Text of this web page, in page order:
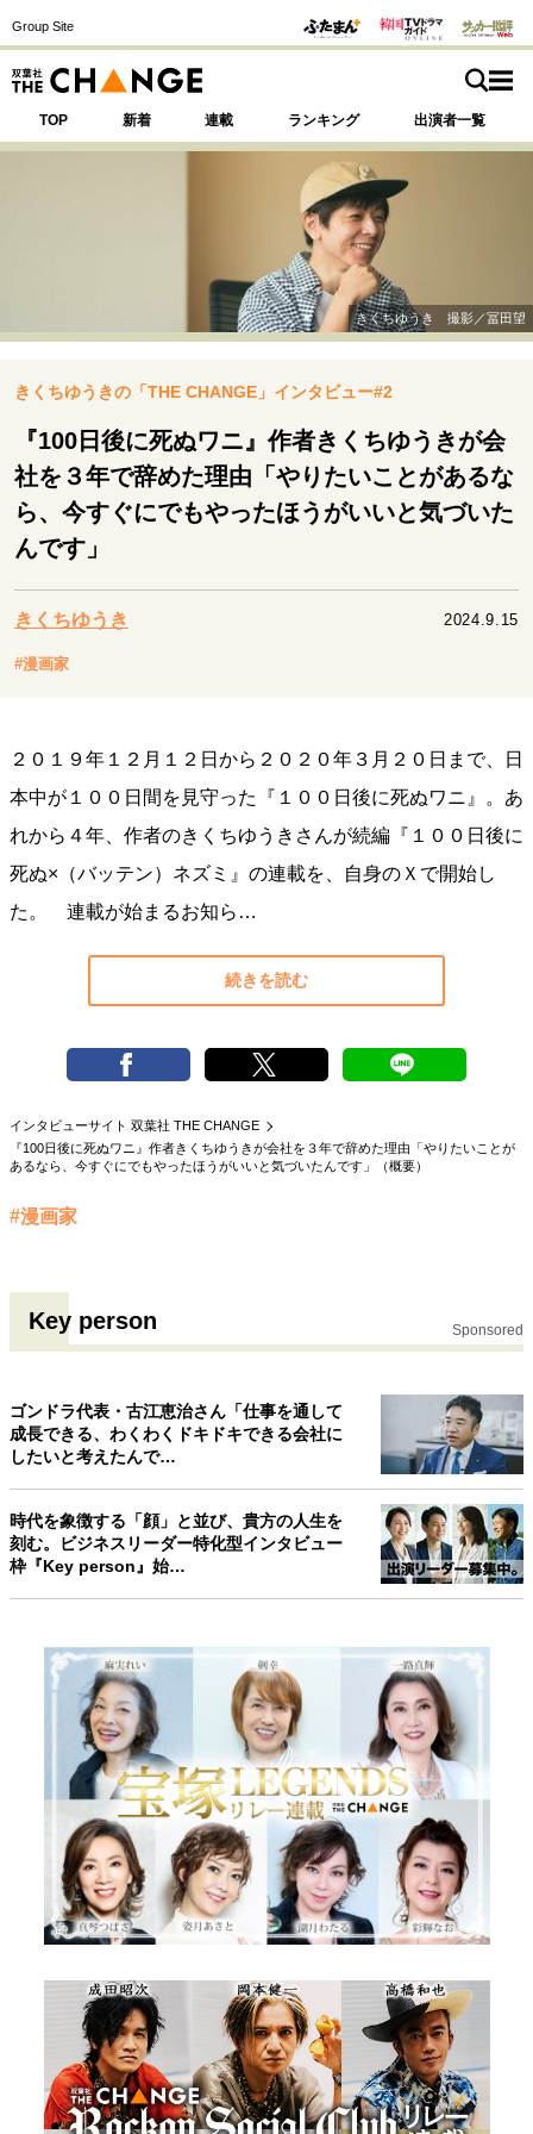
Group Site
TOP 新着 連載 ランキング 出演者一覧
注目の記事テーマで探す
運命を変えた出会い 決断の裏側
挫折からの再起
表現者の葛藤
人生が動いた日 10代の挫折と原点
キャリア・働き方
大人の学び直し
リーダーの流儀 変革の原動力
次世代へのバトン
トップが描く未来
忘れられない言葉
10代・20代の土台
ライフスタイル・生き方
パートナーとの歩み方
親になるということ
病が教えてくれたこと
移住という選択
私を彩るエッセンス
社会・カルチャー・マネー
きくちゆうき 撮影／冨田望
きくちゆうきの「THE CHANGE」インタビュー#2
『100日後に死ぬワニ』作者きくちゆうきが会
社を３年で辞めた理由「やりたいことがあるな
ら、今すぐにでもやったほうがいいと気づいた
んです」
きくちゆうき 2024.9.15
#漫画家
２０１９年１２月１２日から２０２０年３月２０日まで、日
本中が１００日間を見守った『１００日後に死ぬワニ』。あ
れから４年、作者のきくちゆうきさんが続編『１００日後に
死ぬ×（バッテン）ネズミ』の連載を、自身のＸで開始し
た。 連載が始まるお知ら…
続きを読む
インタビューサイト 双葉社 THE CHANGE
『100日後に死ぬワニ』作者きくちゆうきが会社を３年で辞めた理由「やりたいことが
あるなら、今すぐにでもやったほうがいいと気づいたんです」（概要）
#漫画家
Key person Sponsored
ゴンドラ代表・古江恵治さん「仕事を通して
成長できる、わくわくドキドキできる会社に
したいと考えたんで…
時代を象徴する「顔」と並び、貴方の人生を
刻む。ビジネスリーダー特化型インタビュー
枠『Key person』始…